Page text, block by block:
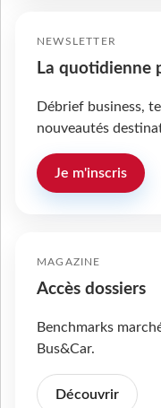
NEWSLETTER
La quotidienne
Débrief business,
nouveautés
Je m'inscris
MAGAZINE
Accès dossiers
Benchmarks
Bus&Car.
Découvrir